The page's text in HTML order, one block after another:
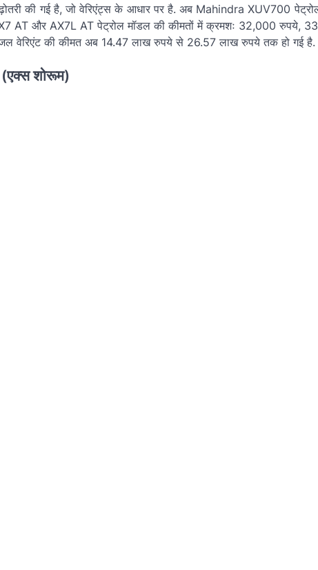
की गई है, जो वेरिएंट्स के आधार पर है. अब Mahindra XUV700
AT और AX7L AT पेट्रोल मॉडल की कीमतों में क्रमशः 32,000 रुपये,
वेरिएंट की कीमत अब 14.47 लाख रुपये से 26.57 लाख रुपये तक हो गई है.
शोरूम)